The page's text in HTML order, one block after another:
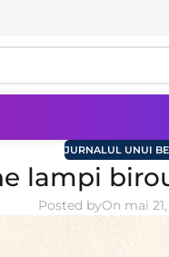
JURNALUL UNUI
lampi
Posted byOn mai